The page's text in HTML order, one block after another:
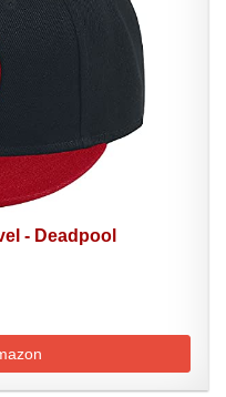
- Deadpool